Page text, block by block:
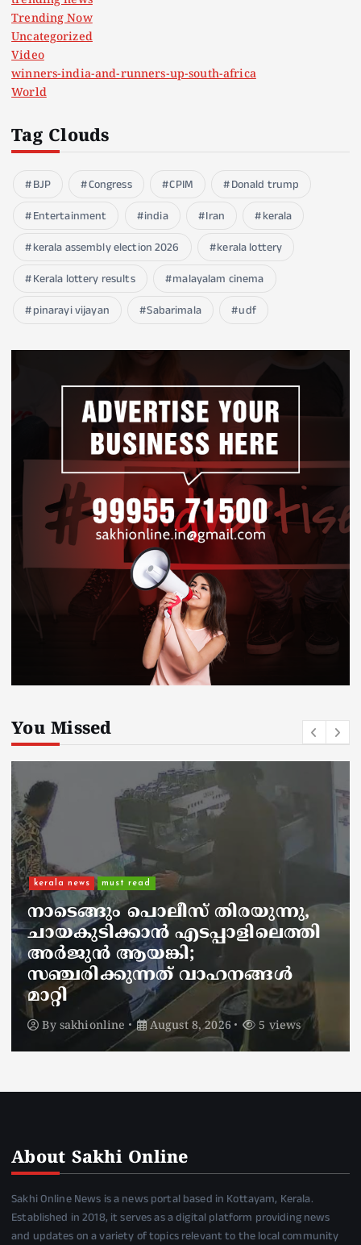
Trending Now
Uncategorized
Video
winners-india-and-runners-up-south-africa
World
Tag Clouds
BJP Congress CPIM
Donald trump
Entertainment
india Iran
kerala
kerala assembly election 2026
kerala lottery
Kerala lottery results
malayalam cinema
pinarayi vijayan
Sabarimala udf
You Missed
kerala news must read
നാടെങ്ങും പൊലീസ് തിരയുന്നു,
ചായകുടിക്കാൻ എടപ്പാളിലെത്തി
അർജുൻ ആയങ്കി;
സഞ്ചരിക്കുന്നത് വാഹനങ്ങൾ
മാറ്റി
By sakhionline August 8, 2026 5 views
About Sakhi Online
Sakhi Online News is a news portal based in Kottayam, Kerala.
Established in 2018, it serves as a digital platform providing news
and updates on a variety of topics relevant to the local community